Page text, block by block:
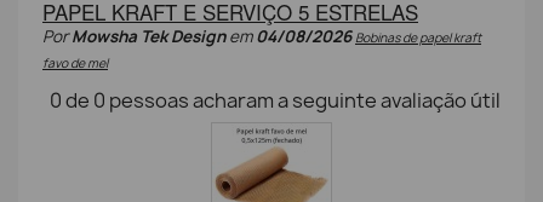
PAPEL KRAFT E SERVIÇO 5 ESTRELAS
PorMowsha Tek Designem04/08/2026 Bobinas de papel kraft
favo de mel
0de 0 pessoas acharam a seguinte avaliação útil